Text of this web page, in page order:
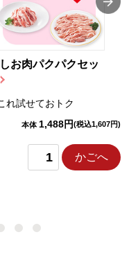
お肉パクパクセッ
れ試せておトク
本体 1,488円(税込1,607円)
かごへ